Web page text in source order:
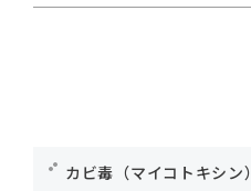
カビ毒（マイコトキシン）